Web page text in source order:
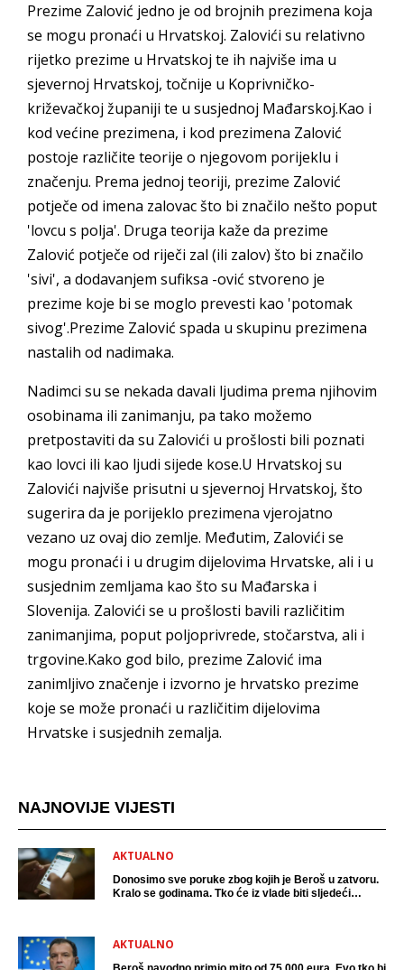
Prezime Zalović jedno je od brojnih prezimena koja
se mogu pronaći u Hrvatskoj. Zalovići su relativno
rijetko prezime u Hrvatskoj te ih najviše ima u
sjevernoj Hrvatskoj, točnije u Koprivničko-
križevačkoj županiji te u susjednoj Mađarskoj.Kao i
kod većine prezimena, i kod prezimena Zalović
postoje različite teorije o njegovom porijeklu i
značenju. Prema jednoj teoriji, prezime Zalović
potječe od imena zalovac što bi značilo nešto poput
'lovcu s polja'. Druga teorija kaže da prezime
Zalović potječe od riječi zal (ili zalov) što bi značilo
'sivi', a dodavanjem sufiksa -ović stvoreno je
prezime koje bi se moglo prevesti kao 'potomak
sivog'.Prezime Zalović spada u skupinu prezimena
nastalih od nadimaka.
Nadimci su se nekada davali ljudima prema njihovim
osobinama ili zanimanju, pa tako možemo
pretpostaviti da su Zalovići u prošlosti bili poznati
kao lovci ili kao ljudi sijede kose.U Hrvatskoj su
Zalovići najviše prisutni u sjevernoj Hrvatskoj, što
sugerira da je porijeklo prezimena vjerojatno
vezano uz ovaj dio zemlje. Međutim, Zalovići se
mogu pronaći i u drugim dijelovima Hrvatske, ali i u
susjednim zemljama kao što su Mađarska i
Slovenija. Zalovići se u prošlosti bavili različitim
zanimanjima, poput poljoprivrede, stočarstva, ali i
trgovine.Kako god bilo, prezime Zalović ima
zanimljivo značenje i izvorno je hrvatsko prezime
koje se može pronaći u različitim dijelovima
Hrvatske i susjednih zemalja.
NAJNOVIJE VIJESTI
AKTUALNO
Donosimo sve poruke zbog kojih je Beroš u zatvoru.
Kralo se godinama. Tko će iz vlade biti sljedeći
AKTUALNO